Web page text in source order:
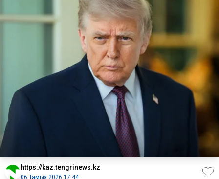
https://kaz.tengrinews.kz
06 Тамыз 2026 17:44